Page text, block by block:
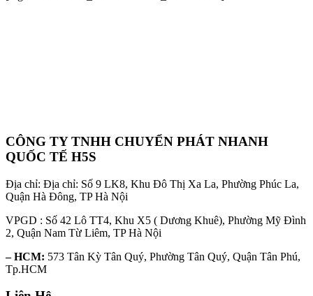
CÔNG TY TNHH CHUYỂN PHÁT NHANH
QUỐC TẾ H5S
Địa chỉ: Địa chỉ: Số 9 LK8, Khu Đô Thị Xa La, Phường Phúc La,
Quận Hà Đông, TP Hà Nội
VPGD : Số 42 Lô TT4, Khu X5 ( Dương Khuê), Phường Mỹ Đình
2, Quận Nam Từ Liêm, TP Hà Nội
– HCM: 573 Tân Kỳ Tân Quý, Phường Tân Quý, Quận Tân Phú,
Tp.HCM